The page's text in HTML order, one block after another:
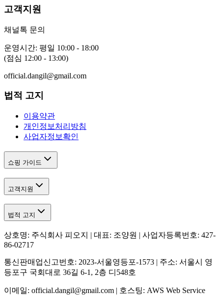
고객지원
채널톡 문의
운영시간: 평일 10:00 - 18:00
(점심 12:00 - 13:00)
official.dangil@gmail.com
법적 고지
이용약관
개인정보처리방침
사업자정보확인
쇼핑 가이드
고객지원
법적 고지
상호명: 주식회사 피오지 | 대표: 조양원 | 사업자등록번호: 427-
86-02717
통신판매업신고번호: 2023-서울영등포-1573 | 주소: 서울시 영
등포구 국회대로 36길 6-1, 2층 디548호
이메일: official.dangil@gmail.com | 호스팅: AWS Web Service